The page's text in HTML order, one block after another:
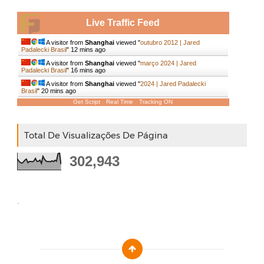
Live Traffic Feed
A visitor from Shanghaiviewed "outubro 2012 | Jared
Padalecki Brasil" 12 mins ago
A visitor from Shanghaiviewed "março 2024 | Jared
Padalecki Brasil" 16 mins ago
A visitor from Shanghaiviewed "2024 | Jared Padalecki
Brasil" 20 mins ago
Get Script Real Time Tracking ON
Total De Visualizações De Página
302,943
.